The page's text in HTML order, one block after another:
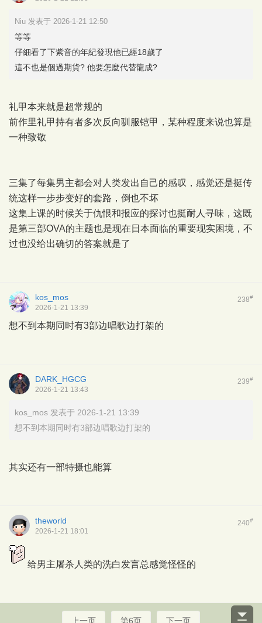
Niu 发表于 2026-1-21 12:50
等等
仔細看了下紫音的年紀發現他已經18歲了
這不也是個過期貨? 他要怎麼代替龍成?
礼甲本来就是超常规的
前作里礼甲持有者多次反向驯服铠甲，某种程度来说也算是
一种致敬
三集了每集男主都会对人类发出自己的感叹，感觉还是挺传
统这样一步步变好的套路，倒也不坏
这集上课的时候关于仇恨和报应的探讨也挺耐人寻味，这既
是第三部OVA的主题也是现在日本面临的重要现实困境，不
过也没给出确切的答案就是了
238#
kos_mos
2026-1-21 13:39
想不到本期同时有3部边唱歌边打架的
239#
DARK_HGCG
2026-1-21 13:43
kos_mos 发表于 2026-1-21 13:39
想不到本期同时有3部边唱歌边打架的
其实还有一部特摄也能算
240#
theworld
2026-1-21 18:01
给男主屠杀人类的洗白发言总感觉怪怪的
上一页 第6页 下一页